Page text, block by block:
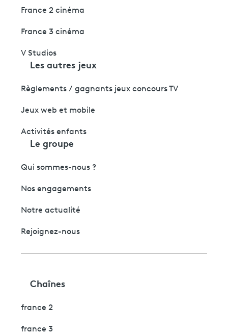
France 2 cinéma
France 3 cinéma
V Studios
Les autres jeux
Règlements / gagnants jeux concours TV
Jeux web et mobile
Activités enfants
Le groupe
Qui sommes-nous ?
Nos engagements
Notre actualité
Rejoignez-nous
Chaînes
france 2
france 3